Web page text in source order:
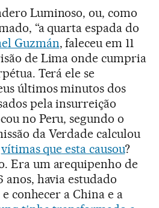
Luminoso, ou, como
“a quarta espada do
Guzmán, faleceu em 11
de Lima onde cumpria
Terá ele se
últimos minutos dos
pela insurreição
no Peru, segundo o
da Verdade calculou
vítimas que esta causou?
Era um arequipenho de
havia estudado
conhecer a China e a